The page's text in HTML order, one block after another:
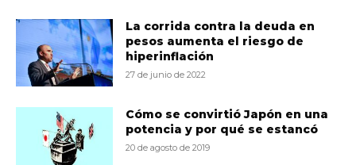
La corrida contra la deuda en
pesos aumenta el riesgo de
hiperinflación
27 de junio de 2022
Cómo se convirtió Japón en una
potencia y por qué se estancó
20 de agosto de 2019